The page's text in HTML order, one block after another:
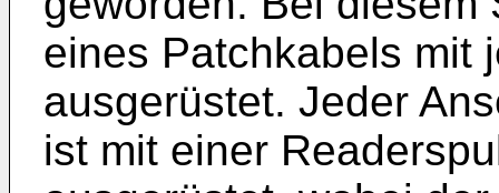
eines Patchkabels mit
ausgerüstet. Jeder
ist mit einer